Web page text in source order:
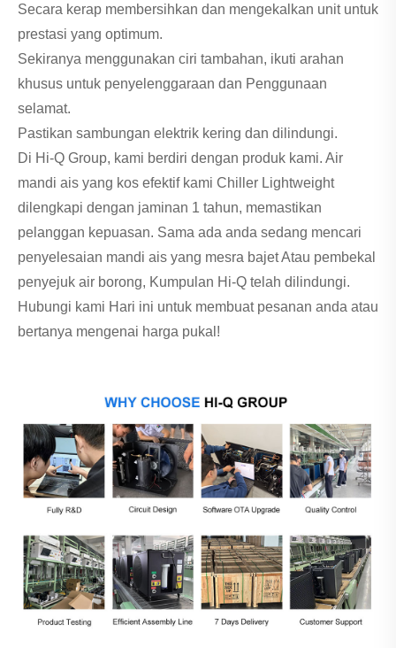
Secara kerap membersihkan dan mengekalkan unit untuk
prestasi yang optimum.
Sekiranya menggunakan ciri tambahan, ikuti arahan
khusus untuk penyelenggaraan dan Penggunaan
selamat.
Pastikan sambungan elektrik kering dan dilindungi.
Di Hi-Q Group, kami berdiri dengan produk kami. Air
mandi ais yang kos efektif kami Chiller Lightweight
dilengkapi dengan jaminan 1 tahun, memastikan
pelanggan kepuasan. Sama ada anda sedang mencari
penyelesaian mandi ais yang mesra bajet Atau pembekal
penyejuk air borong, Kumpulan Hi-Q telah dilindungi.
Hubungi kami Hari ini untuk membuat pesanan anda atau
bertanya mengenai harga pukal!